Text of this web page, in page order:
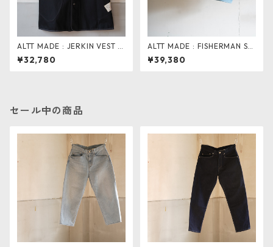
ALTT MADE : JERKIN VEST .
black dnm
¥32,780
ALTT MADE : FISHERMAN SM
OCK BLUE ペンキ加工
¥39,380
セール中の商品